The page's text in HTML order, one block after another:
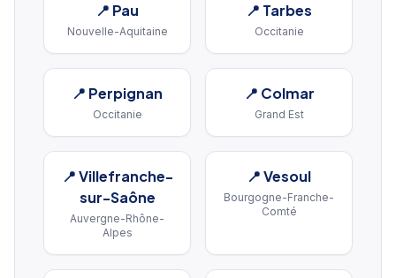
📍 Pau
Nouvelle-Aquitaine
📍 Tarbes
Occitanie
📍 Perpignan
Occitanie
📍 Colmar
Grand Est
📍Villefranche-
sur-Saône
Auvergne-Rhône-
Alpes
📍Vesoul
Bourgogne-Franche-
Comté